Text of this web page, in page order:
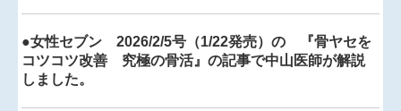
●女性セブン 2026/2/5号（1/22発売）の 『骨ヤセを
コツコツ改善 究極の骨活』の記事で中山医師が解説
しました。